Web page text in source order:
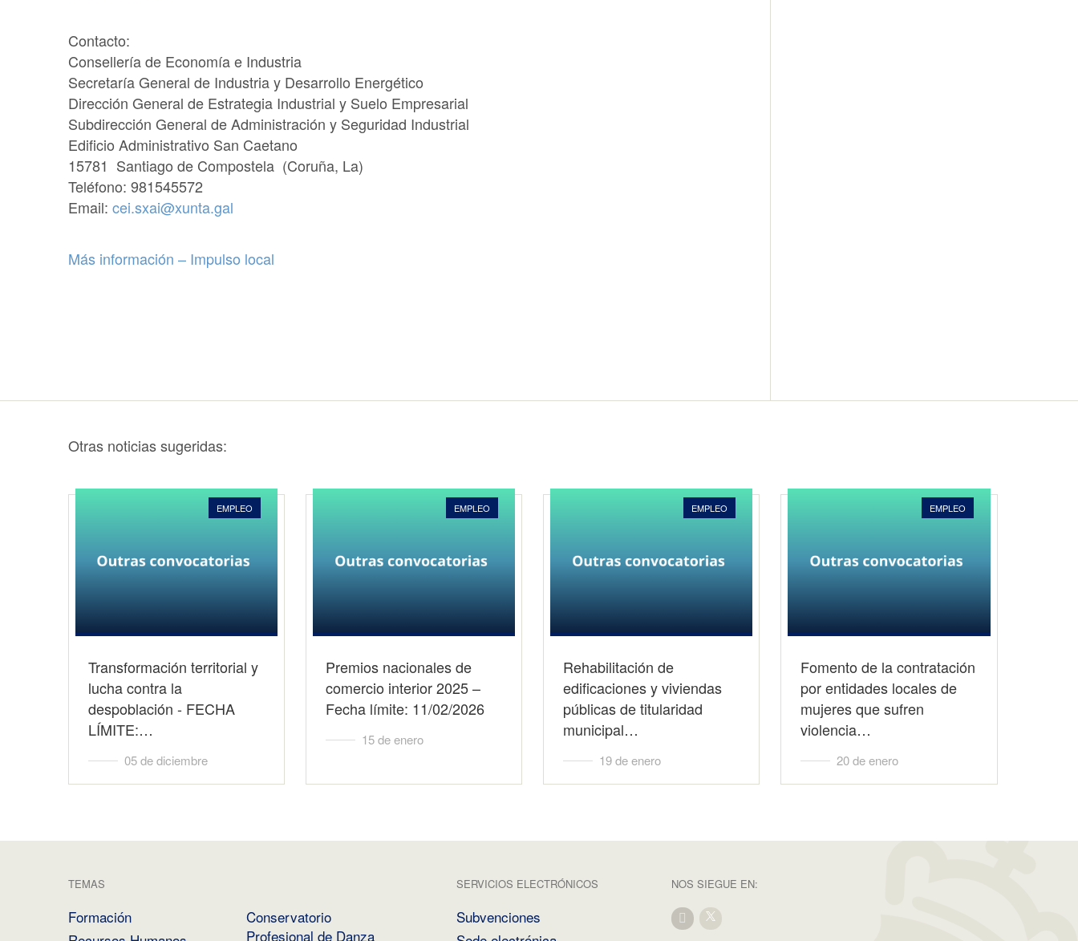
Contacto:
Consellería de Economía e Industria
Secretaría General de Industria y Desarrollo Energético
Dirección General de Estrategia Industrial y Suelo Empresarial
Subdirección General de Administración y Seguridad Industrial
Edificio Administrativo San Caetano
15781 Santiago de Compostela (Coruña, La)
Teléfono: 981545572
Email: cei.sxai@xunta.gal
Más información – Impulso local
Otras noticias sugeridas:
EMPLEO
Transformación territorial y
lucha contra la
despoblación - FECHA
LÍMITE:…
05 de diciembre
EMPLEO
Premios nacionales de
comercio interior 2025 –
Fecha límite: 11/02/2026
15 de enero
EMPLEO
Rehabilitación de
edificaciones y viviendas
públicas de titularidad
municipal…
19 de enero
EMPLEO
Fomento de la contratación
por entidades locales de
mujeres que sufren
violencia…
20 de enero
TEMAS
Formación
Conservatorio
Profesional de Danza
SERVICIOS ELECTRÓNICOS
Subvenciones
NOS SIEGUE EN: